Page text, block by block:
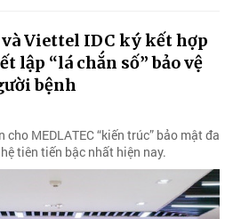
và Viettel IDC ký kết hợp
lập “lá chắn số” bảo vệ
bệnh
MEDLATEC “kiến trúc” bảo mật đa
tiên tiến bậc nhất hiện nay.